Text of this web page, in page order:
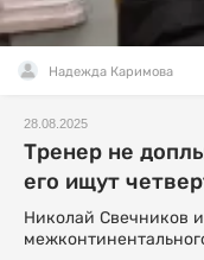
Надежда Каримова
28.08.2025
Тренер не
его ищут
Николай Свечников